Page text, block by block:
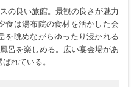
の良い旅館。景観の良さが魅力
食は湯布院の食材を活かした会
を眺めながらゆったり浸かれる
呂を楽しめる。広い宴会場があ
れている。